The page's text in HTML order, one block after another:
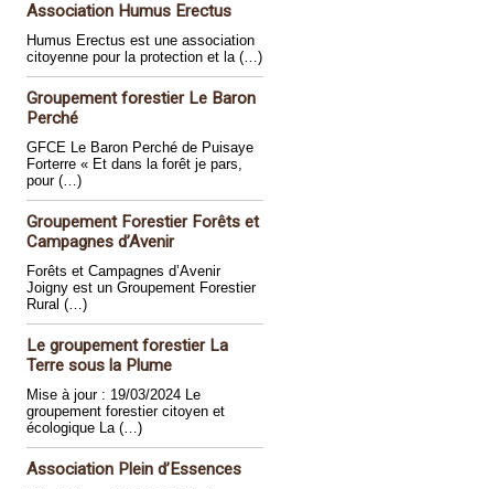
Association Humus Erectus
Humus Erectus est une association
citoyenne pour la protection et la (…)
Groupement forestier Le Baron
Perché
GFCE Le Baron Perché de Puisaye
Forterre « Et dans la forêt je pars,
pour (…)
Groupement Forestier Forêts et
Campagnes d’Avenir
Forêts et Campagnes d’Avenir
Joigny est un Groupement Forestier
Rural (…)
Le groupement forestier La
Terre sous la Plume
Mise à jour : 19/03/2024 Le
groupement forestier citoyen et
écologique La (…)
Association Plein d’Essences